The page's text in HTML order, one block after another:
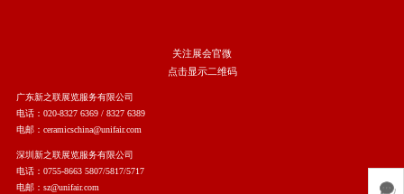
关注展会官微
点击显示二维码
广东新之联展览服务有限公司
电话：020-8327 6369 / 8327 6389
电邮：ceramicschina@unifair.com
深圳新之联展览服务有限公司
电话：0755-8663 5807/5817/5717
电邮：sz@unifair.com